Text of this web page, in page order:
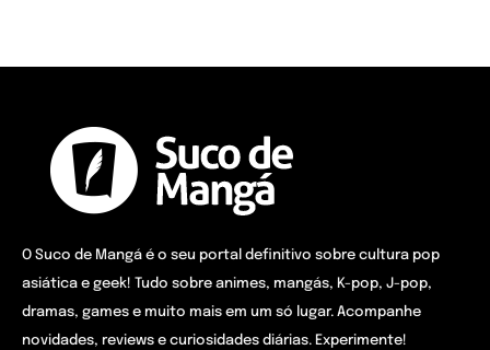
O Suco de Mangá é o seu portal definitivo sobre cultura pop
asiática e geek! Tudo sobre animes, mangás, K-pop, J-pop,
dramas, games e muito mais em um só lugar. Acompanhe
novidades, reviews e curiosidades diárias. Experimente!